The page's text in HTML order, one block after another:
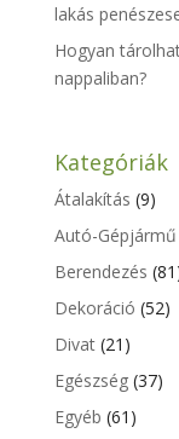
lakás
Hogyan
nappaliban?
Kategóriák
Átalakítás (9)
Autó-Gépjármű
Berendezés
Dekoráció (52)
Divat(21)
Egészség(37)
Egyéb (61)